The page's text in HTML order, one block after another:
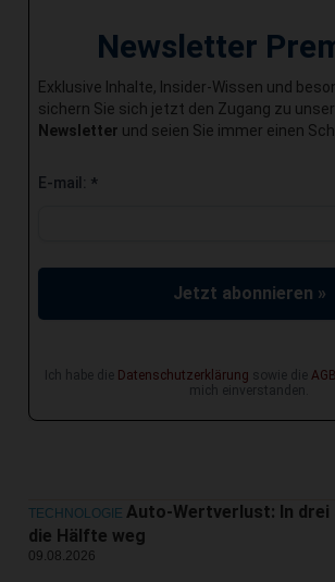
Newsletter
Exklusive Inhalte, Insider-Wissen und
sichern Sie sich jetzt den Zugang zu
Newsletter und seien Sie immer einen
E-mail: *
Jetzt abonnieren »
Ich habe die Datenschutzerklärung sowie die AGB
mich einverstanden.
TECHNOLOGIE Auto-Wertverlust: In
die Hälfte weg
09.08.2026